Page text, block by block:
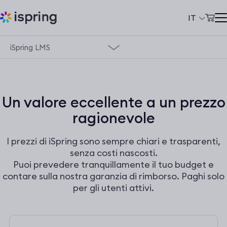
IT
Prodotti
Prezzi
Community
Сlienti
+39 069 480 45 39
Carrello
iSpring LMS
Panoramica dei prodotti
Un valore eccellente a un prezzo
ragionevole
I prezzi di iSpring sono sempre chiari e trasparenti,
senza costi nascosti.
Puoi prevedere tranquillamente il tuo budget e
contare sulla nostra garanzia di rimborso. Paghi solo
per gli utenti attivi.